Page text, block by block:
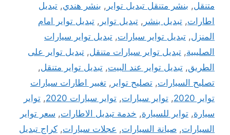
متنقل, بنشر متنقل تبديل تواير , بنشر هندي, تبديل
اطارات, تبديل بنشر , تبديل تواير , تبديل تواير امام
المنزل, تبديل تواير سيارات, تبديل تواير سيارات
الصليبية, تبديل تواير سيارات متنقل, تبديل تواير على
الطريق, تبديل تواير عند البيت, تبديل تواير متنقل,
تصليح السيارات, تصليح تواير , تغيير اطارات سيارات
تواير 2020
, تواير سيارات, تواير سيارات 2020 , تواير
سيارة, تواير للسيارة, خدمة تبديل الاطارات, سعر تواير
السيارات, صيانة السيارات, عجلات سيارات, كراج تبديل